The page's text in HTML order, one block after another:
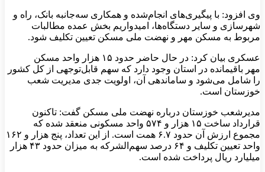
وی افزود: با پیگیری‌های انجام‌شده و همکاری سه‌جانبه بانک، راه و
شهرسازی و سایر دستگاه‌ها، امیدواریم بخش عمده مطالبات
مربوط به مسکن مهر و نهضت ملی مسکن تعیین تکلیف شود.
عسکری بیان کرد: در حال حاضر حدود ۱۵ هزار واحد مسکن
مهر باقیمانده در استان وجود دارد که سهم قابل‌توجهی از کل کشور
را شامل می‌شود و ساماندهی آن، اولویت جدی مدیریت شعب
خوزستان است.
مدیرشعب خوزستان درباره نهضت ملی مسکن گفت: تاکنون
قرارداد ساخت ۱۵ هزار و ۵۷۴ واحد مسکونی منعقد شده که
مجموع ارزش آن حدود ۶.۷ همت است. از این تعداد، پنج هزار و ۱۶۲
واحد تعیین تکلیف و ۶۴ درصد سهم‌الشرکه به میزان حدود ۴۳ هزار
میلیارد ریال پرداخت شده است.